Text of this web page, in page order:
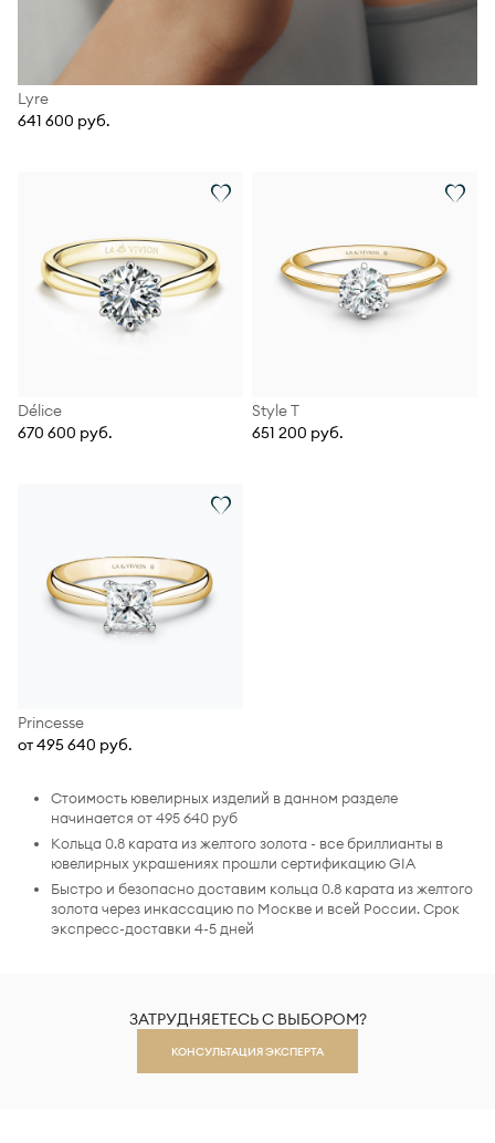
Lyre
641 600 руб.
Délice
670 600 руб.
Style T
651 200 руб.
Princesse
от 495 640 руб.
Стоимость ювелирных изделий в данном разделе
начинается от 495 640 руб
Кольца 0.8 карата из желтого золота - все бриллианты в
ювелирных украшениях прошли сертификацию GIA
Быстро и безопасно доставим кольца 0.8 карата из желтого
золота через инкассацию по Москве и всей России. Срок
экспресс-доставки 4-5 дней
ЗАТРУДНЯЕТЕСЬ С ВЫБОРОМ?
КОНСУЛЬТАЦИЯ ЭКСПЕРТА